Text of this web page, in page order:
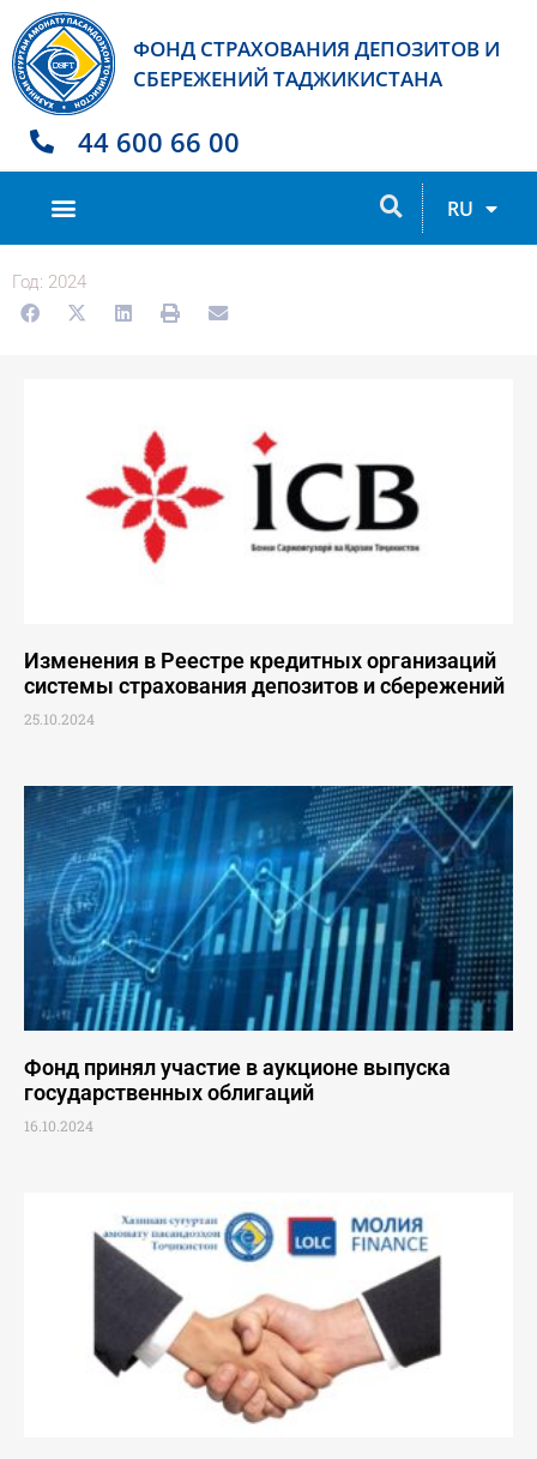
ФОНД СТРАХОВАНИЯ ДЕПОЗИТОВ И
СБЕРЕЖЕНИЙ ТАДЖИКИСТАНА
44 600 66 00
RU
EN
Год: 2024
Изменения в Реестре кредитных организаций
системы страхования депозитов и сбережений
25.10.2024
Фонд принял участие в аукционе выпуска
государственных облигаций
16.10.2024